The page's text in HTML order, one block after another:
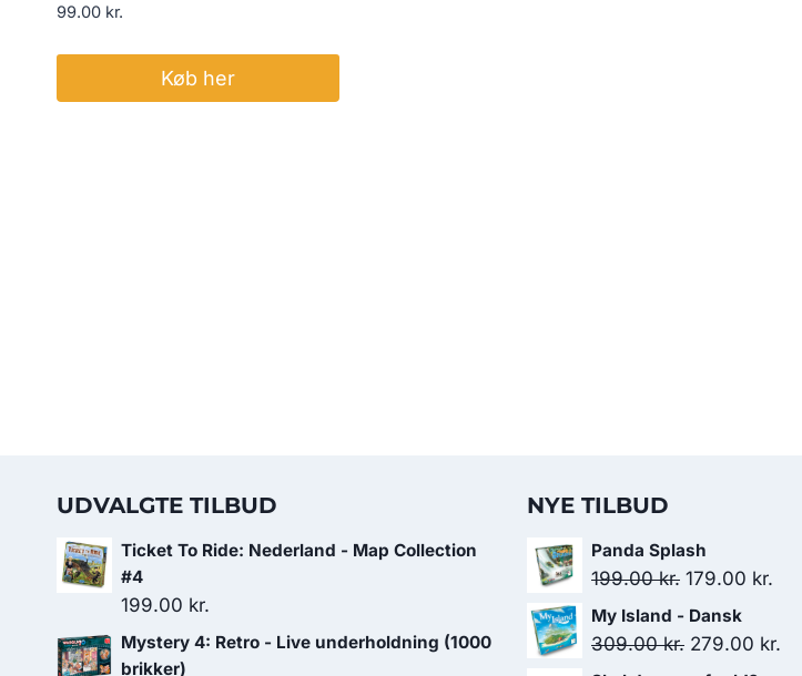
99.00 kr.
Køb her
UDVALGTE TILBUD
Ticket To Ride: Nederland - Map Collection
#4
199.00 kr.
Mystery 4: Retro - Live underholdning (1000
brikker)
NYE TILBUD
Panda Splash
199.00kr. Den
oprindelige
pris
179.00 kr.
pris
My Island - Dansk
309.00kr. Den
279.00 kr.